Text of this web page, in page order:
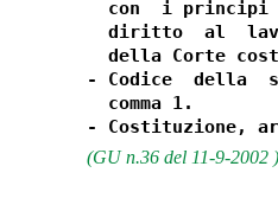
con  i principi
diritto  al
della Corte
- Codice  della
  comma 1.
(GU n.36 del 11-9-2002 )